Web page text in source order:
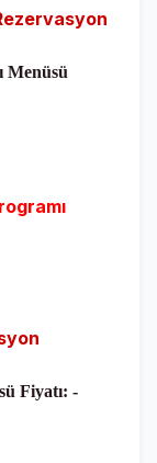
Menüsü
Fiyatı: -